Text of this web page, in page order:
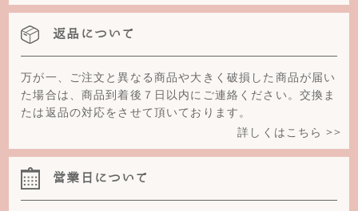
ピンクトルマリン
ピーチムーンストーン
フラワーオブシディアン
フローライト
ブラックトルマリン
返品について
万が一、ご注文と異なる商品や大きく破損した商品が届い
た場合は、商品到着後７日以内にご連絡ください。交換ま
たは返品の対応をさせて頂いております。
詳しくはこちら >>
営業日について